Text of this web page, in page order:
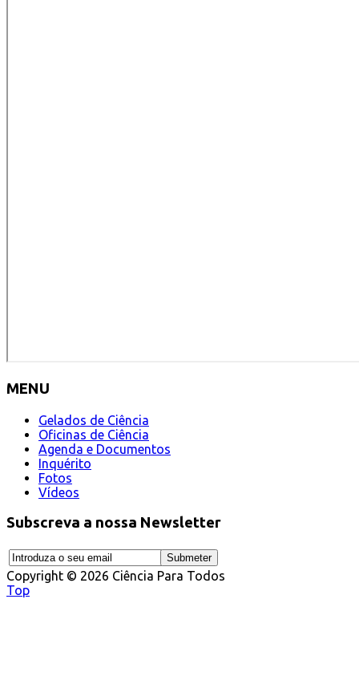
MENU
Gelados de Ciência
Oficinas de Ciência
Agenda e Documentos
Inquérito
Fotos
Vídeos
Subscreva a nossa Newsletter
Copyright © 2026 Ciência Para Todos
Top